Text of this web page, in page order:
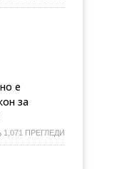
е
за
1,071 ПРЕГЛЕДИ